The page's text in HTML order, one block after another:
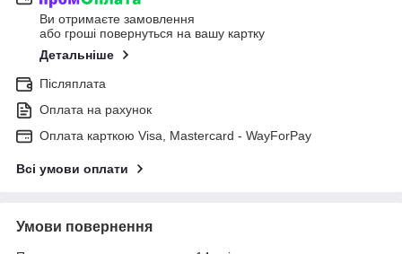
Ви отримаєте замовлення
або гроші повернуться на вашу картку
Детальніше
Післяплата
Оплата на рахунок
Оплата карткою Visa, Mastercard - WayForPay
Всі умови оплати
Умови повернення